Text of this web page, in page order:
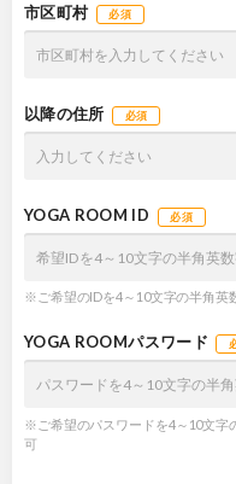
市区町村 必須
以降の住所 必須
YOGA ROOM ID 必須
※ご希望のIDを4～10文字の半角英
YOGA ROOMパスワード
※ご希望のパスワードを4～10文字
可